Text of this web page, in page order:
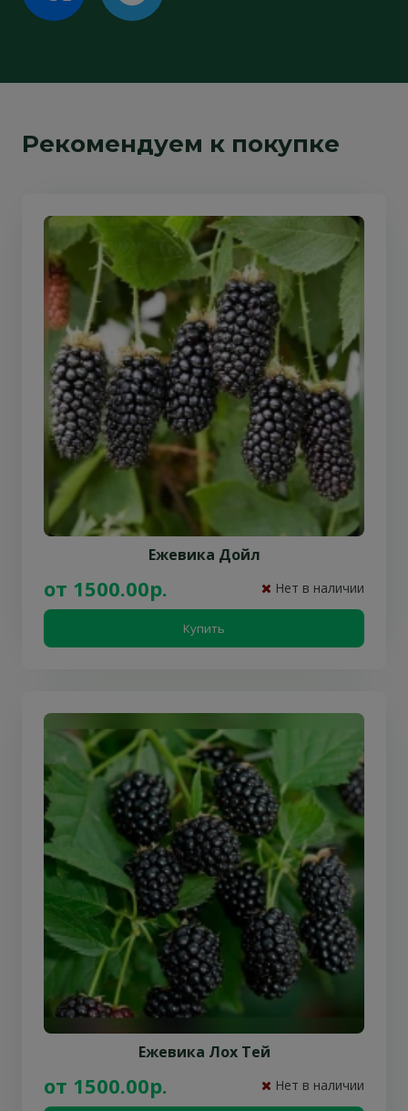
Рекомендуем к покупке
Ежевика Дойл
от 1500.00р. Нет в наличии
Купить
Ежевика Лох Тей
от 1500.00р. Нет в наличии